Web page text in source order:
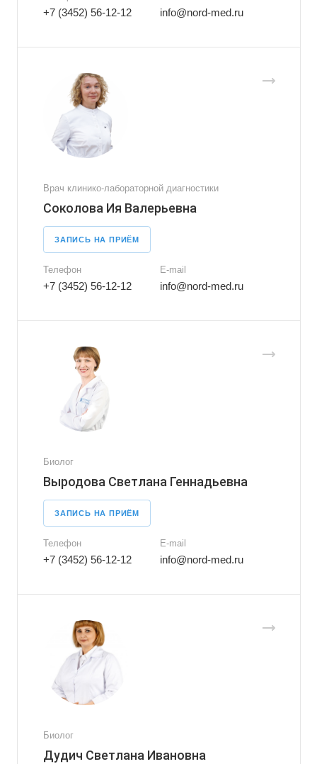
+7 (3452) 56-12-12 info@nord-med.ru
Врач клинико-лабораторной диагностики
Соколова Ия Валерьевна
ЗАПИСЬ НА ПРИЁМ
Телефон
+7 (3452) 56-12-12
E-mail
info@nord-med.ru
Биолог
Выродова Светлана Геннадьевна
ЗАПИСЬ НА ПРИЁМ
Телефон
+7 (3452) 56-12-12
E-mail
info@nord-med.ru
Биолог
Дудич Светлана Ивановна